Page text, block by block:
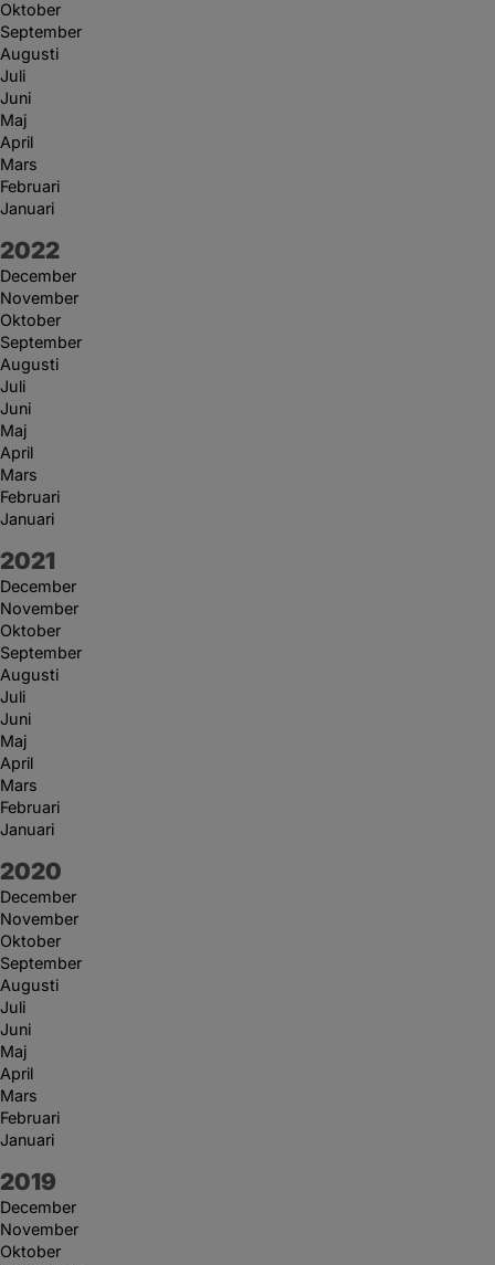
Oktober
September
Augusti
Juli
Juni
Maj
April
Mars
Februari
Januari
År:
2022
December
November
Oktober
September
Augusti
Juli
Juni
Maj
April
Mars
Februari
Januari
År:
2021
December
November
Oktober
September
Augusti
Juli
Juni
Maj
April
Mars
Februari
Januari
År:
2020
December
November
Oktober
September
Augusti
Juli
Juni
Maj
April
Mars
Februari
Januari
År:
2019
December
November
Oktober